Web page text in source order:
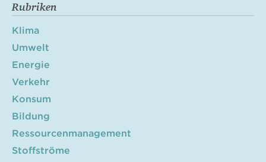
Rubriken
Klima
Umwelt
Energie
Verkehr
Konsum
Bildung
Ressourcenmanagement
Stoffströme